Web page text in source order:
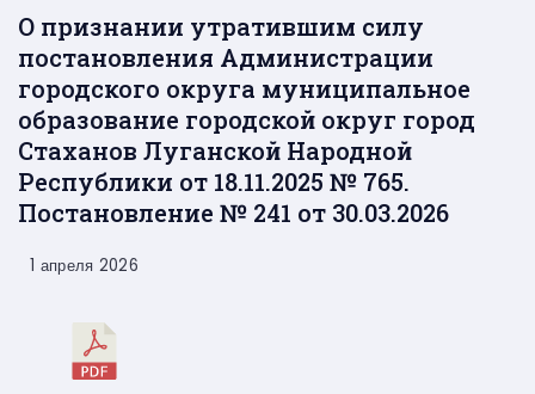
О признании утратившим силу
постановления Администрации
городского округа муниципальное
образование городской округ город
Стаханов Луганской Народной
Республики от 18.11.2025 № 765.
Постановление № 241 от 30.03.2026
1 апреля 2026